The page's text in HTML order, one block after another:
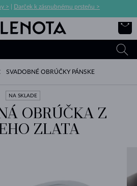
> Darček k zásnubnému prsteňu >
SVADOBNÉ OBRÚČKY PÁNSKE
NA SKLADE
OBRÚČKA Z
ZLATA